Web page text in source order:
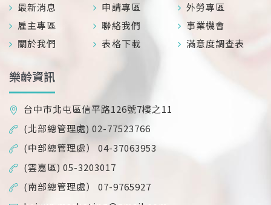
最新消息 申請專區
外勞專區
雇主專區
聯絡我們
事業機會
關於我們
表格下載 滿意度調查表
樂齡資訊
台中市北屯區信平路126號7樓之11
(北部總管理處) 02-77523766
(中部總管理處） 04-37063953
(雲嘉區) 05-3203017
(南部總管理處） 07-9765927